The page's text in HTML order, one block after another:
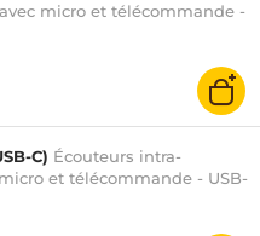
micro et télécommande -
C) Écouteurs intra-
et télécommande - USB-